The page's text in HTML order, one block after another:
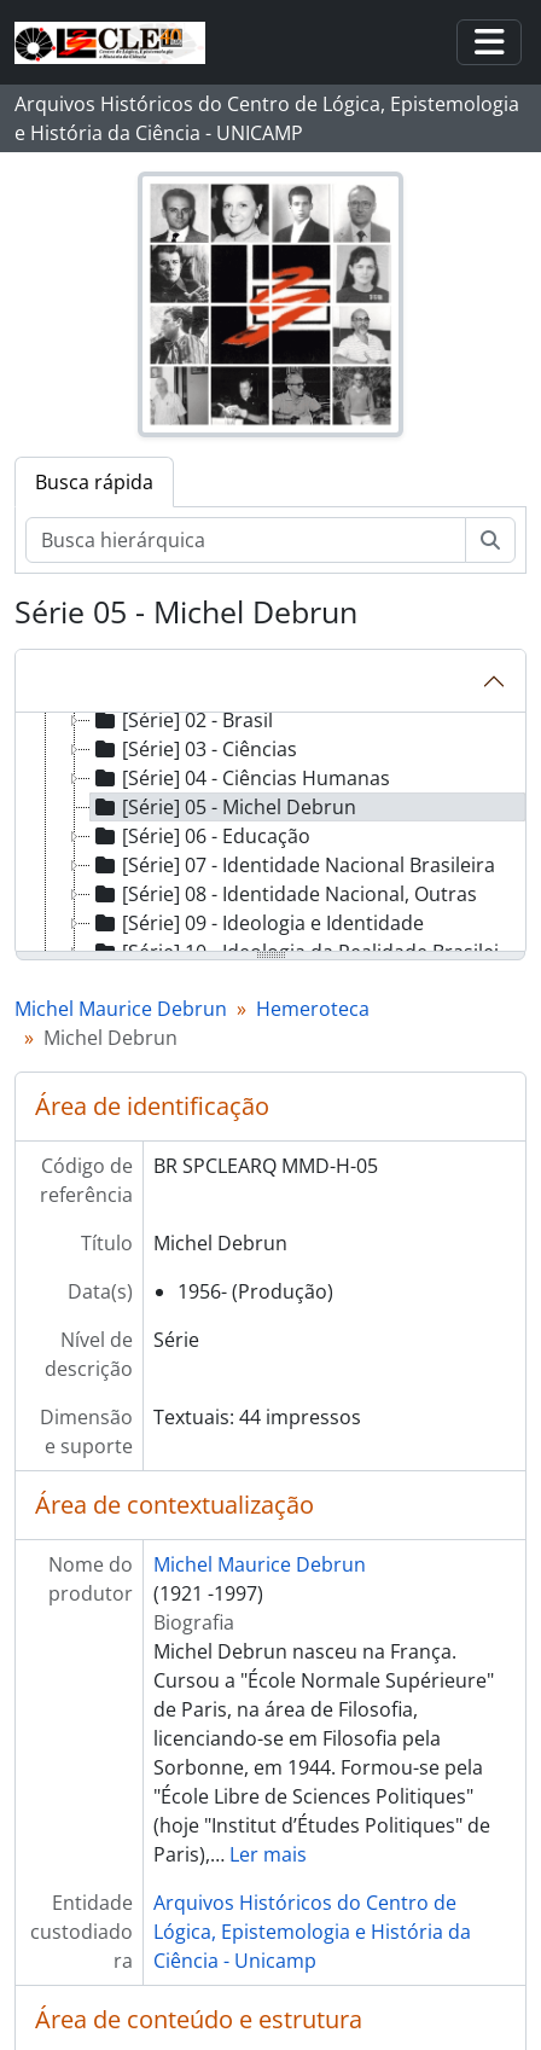
Skip to main content
Arquivos Históricos do Centro de Lógica, Epistemologia
e História da Ciência - UNICAMP
Busca rápida
Série 05 - Michel Debrun
[Fundo] MMD - Michel Maurice Debrun
[Série] Documentos Pessoais
[Série] Correspondências
[Grupo] AA - Atividades Acadêmicas
[Grupo] PP - Produção de Pesquisa
[Série] Produção de Terceiros
[Grupo] U - Unesco
[Série] Impressos
[Série] 02 - Brasil
[Série] 03 - Ciências
[Série] 04 - Ciências Humanas
[Série] 05 - Michel Debrun
[Série] 06 - Educação
[Série] 07 - Identidade Nacional Brasileira
[Série] 08 - Identidade Nacional, Outras
[Série] 09 - Ideologia e Identidade
[Série] 10 - Ideologia da Realidade Brasileira: II Parte: As 4 modalidades de IRB. Capítulo 1: O liberalismo “estamental”
[Série] 12 - Língua Portuguesa
[Série] 13 - Literatura
[Série] 14 - Multiculturalismo
[Série] 15 - Política
[Série] 16 - Religião
[Série] 17 - Sociedade, Política e Cultura através da Imprensa Brasileira
[Série] 18 - Jornais
[Série] 001 - Série 01 teste
Michel Maurice Debrun
Hemeroteca
Michel Debrun
Área de identificação
Código de
referência
BR SPCLEARQ MMD-H-05
Título
Michel Debrun
Data(s)
1956- (Produção)
Nível de
descrição
Série
Dimensão
e suporte
Textuais: 44 impressos
Área de contextualização
Nome do
produtor
Michel Maurice Debrun
(1921 -1997)
Biografia
Michel Debrun nasceu na França.
Cursou a "École Normale Supérieure"
de Paris, na área de Filosofia,
licenciando-se em Filosofia pela
Sorbonne, em 1944. Formou-se pela
"École Libre de Sciences Politiques"
(hoje "Institut d’Études Politiques" de
Paris),… Ler mais
Entidade
custodiado
ra
Arquivos Históricos do Centro de
Lógica, Epistemologia e História da
Ciência - Unicamp
Área de conteúdo e estrutura